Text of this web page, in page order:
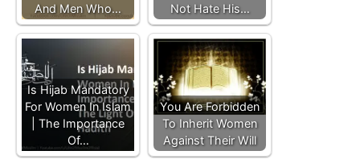
And Men Who…
Not Hate His…
Is Hijab Mandatory
For Women In Islam
| The Importance
Of…
You Are Forbidden
To Inherit Women
Against Their Will